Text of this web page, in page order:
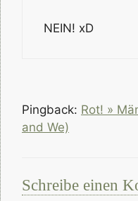
NEIN! xD
Pingback: Rot! »
and We)
Schreibe einen